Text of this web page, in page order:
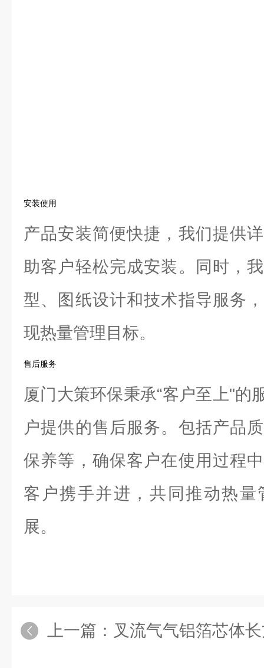
安装使用
产品安装简便快捷，我们提供
助客户轻松完成安装。同时，
型、图纸设计和技术指导服务
现热量管理目标。
售后服务
厦门大策环保秉承“客户至上"的
户提供的售后服务。包括产品
保养等，确保客户在使用过程
客户携手并进，共同推动热
展。
上一篇： 叉流气气铝箔芯体